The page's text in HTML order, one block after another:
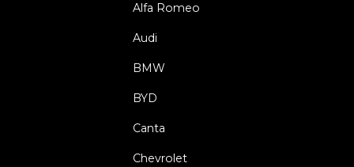
Alfa Romeo
Audi
BMW
BYD
Canta
Chevrolet